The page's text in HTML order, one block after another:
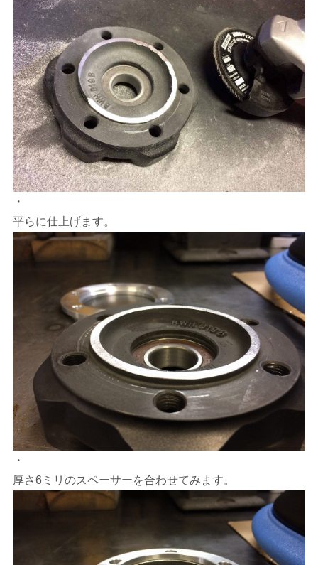
・
平らに仕上げます。
・
厚さ6ミリのスペーサーを合わせてみます。